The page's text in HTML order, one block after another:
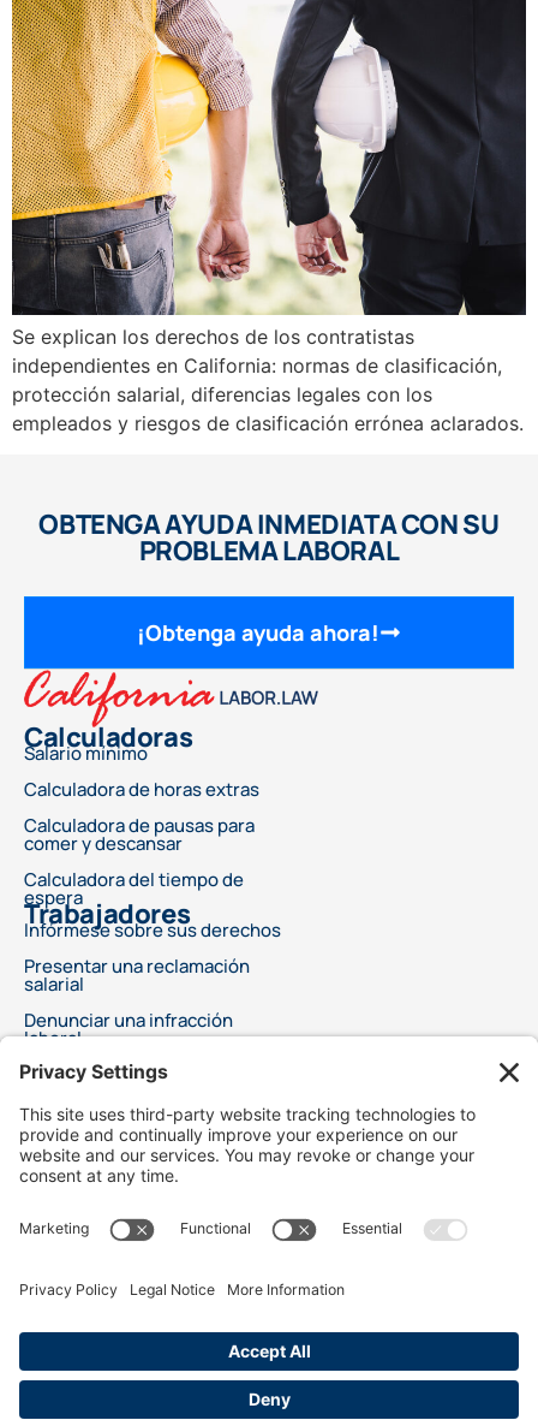
Se explican los derechos de los contratistas
independientes en California: normas de clasificación,
protección salarial, diferencias legales con los
empleados y riesgos de clasificación errónea aclarados.
OBTENGA AYUDA INMEDIATA CON SU
PROBLEMA LABORAL
¡Obtenga ayuda ahora!
Calculadoras
Salario mínimo
Calculadora de horas extras
Calculadora de pausas para
comer y descansar
Calculadora del tiempo de
espera
Trabajadores
Infórmese sobre sus derechos
Presentar una reclamación
salarial
Denunciar una infracción
laboral
para su problema legal. Cada caso es diferente y los resultados dependen de leyes,
no debe basarse únicamente en anuncios. Le recomendamos que solicite
información gratuita sobre las cualificaciones y la experiencia de su abogado. Este
anuncio no sugiere servicios legales superiores en comparación con otros abogados.
Tampoco afirma que los abogados sean especialistas certificados o expertos en
ningún campo legal. Los servicios legales solo comenzarán después de un acuerdo
resultado de ningún caso y no es responsable de la conducta de nuestros abogados
publicitarios y/o bufetes de abogados.
datos de marketing, incluida la ubicación. Nuestros socios de análisis pueden